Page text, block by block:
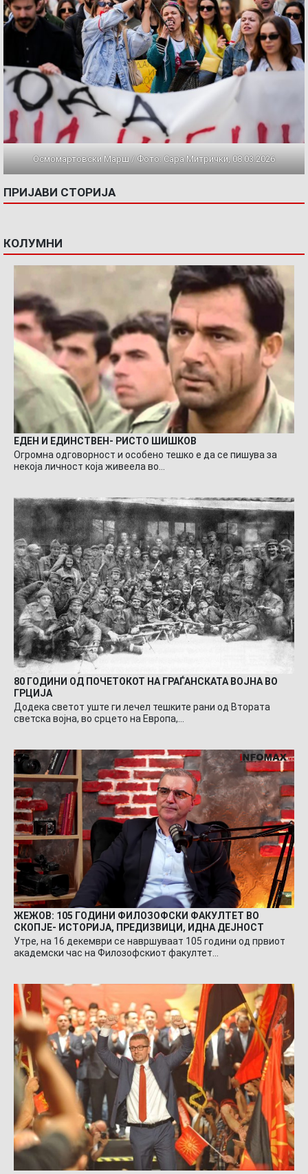
Осмомартовски Марш / Фото: Сара Митрички, 08.03.2026
ПРИЈАВИ СТОРИЈА
КОЛУМНИ
ЕДЕН И ЕДИНСТВЕН- РИСТО ШИШКОВ
Огромна одговорност и особено тешко е да се пишува за
некоја личност која живеела во…
80 ГОДИНИ ОД ПОЧЕТОКОТ НА ГРАЃАНСКАТА ВОЈНА ВО
ГРЦИЈА
Додека светот уште ги лечел тешките рани од Втората
светска војна, во срцето на Европа,…
ЖЕЖОВ: 105 ГОДИНИ ФИЛОЗОФСКИ ФАКУЛТЕТ ВО
СКОПЈЕ- ИСТОРИЈА, ПРЕДИЗВИЦИ, ИДНА ДЕЈНОСТ
Утре, на 16 декември се навршуваат 105 години од првиот
академски час на Филозофскиот факултет…